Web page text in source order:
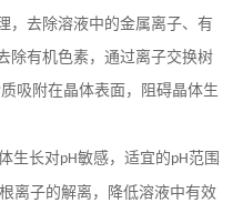
，去除溶液中的金属离子、有
除有机色素，通过离子交换树
吸附在晶体表面，阻碍晶体生
生长对pH敏感，适宜的pH范围
离子的解离，降低溶液中有效